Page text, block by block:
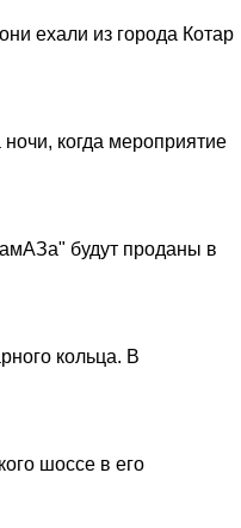
ехали из города Котар
когда мероприятие
будут проданы в
кольца. В
шоссе в его